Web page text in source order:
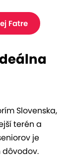
Fatre
Slovenska,
terén a
je